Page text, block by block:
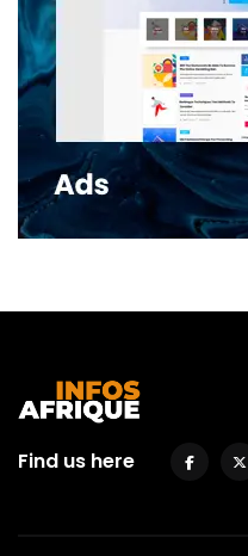
Find us here